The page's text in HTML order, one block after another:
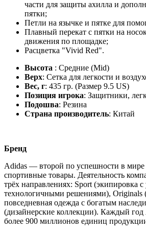
части для защиты ахилла и
пятки;
Петли на язычке и пятке для
Плавный перекат с пятки на
движения по площадке;
Расцветка "Vivid Red".
Высота : Средние (Mid)
Верх: Сетка для легкости и
Вес, г: 435 гр. (Размер 9.5 US)
Позиция игрока: Защитники,
Подошва: Резина
Страна производитель: Китай
Бренд
Adidas — второй по успешности в
спортивные товары. Деятельность
трёх направлениях: Sport (экипировка
технологичными решениями), Originals
повседневная одежда с богатым
(дизайнерские коллекции). Каждый год
более 900 миллионов единиц